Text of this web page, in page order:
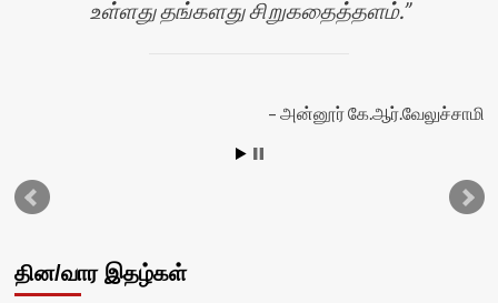
உள்ளது தங்களது சிறுகதைத்தளம்.
அன்னூர் கே.ஆர்.வேலுச்சாமி
தின/வார இதழ்கள்